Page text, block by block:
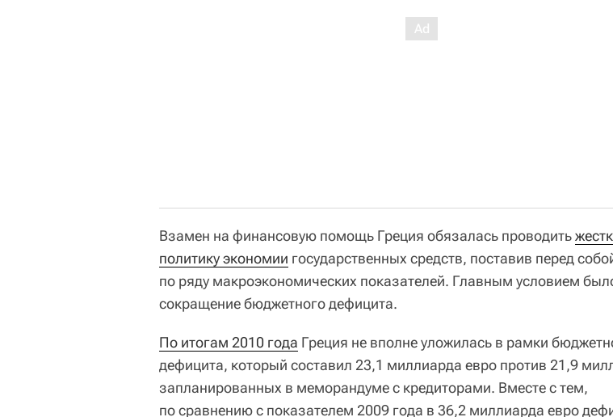
Взамен на финансовую помощь Греция обязалась проводить
политику экономии государственных средств, поставив перед
по ряду макроэкономических показателей. Главным условием
сокращение бюджетного дефицита.
По итогам 2010 года Греция не вполне уложилась в рамки
дефицита, который составил 23,1 миллиарда евро против 21,9
запланированных в меморандуме с кредиторами. Вместе с тем,
по сравнению с показателем 2009 года в 36,2 миллиарда евро